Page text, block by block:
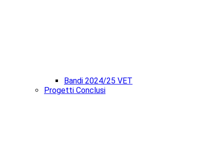
Bandi 2024/25 VET
Progetti Conclusi